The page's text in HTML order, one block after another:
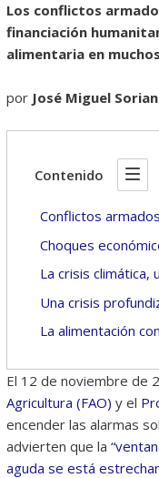
Los conflictos
financiación
alimentaria en
por José Miguel
Contenido
Conflictos
Choques
La crisis climática,
Una crisis
La alimentación
El 12 de noviembre de
Agricultura (FAO) y el
encender las alarmas
advierten que la
aguda se está